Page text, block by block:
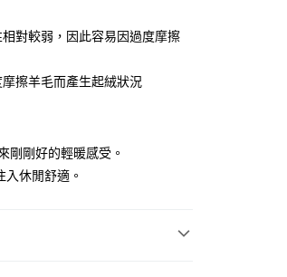
免運費
免運費
)免運費
免運費
對較弱，因此容易因過度摩擦
擦羊毛而產生起絨狀況
剛剛好的輕暖感受。
休閒舒適。